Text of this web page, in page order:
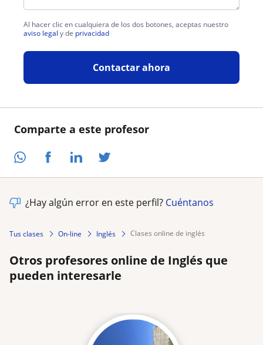
Comparte a este profesor
Al hacer clic en cualquiera de los dos botones, aceptas nuestro
aviso legal y de privacidad
Contactar ahora
¿Hay algún error en este perfil? Cuéntanos
Tus clases On-line Inglés clases online de inglés
Otros profesores online de Inglés que
pueden interesarle